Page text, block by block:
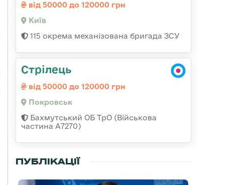
від 50000 до 120000 грн
Київ
115 окрема механізована бригада ЗСУ
Стрілець
від 50000 до 120000 грн
Покровськ
Бахмутський ОБ ТрО (Військова
частина А7270)
ПУБЛІКАЦІЇ